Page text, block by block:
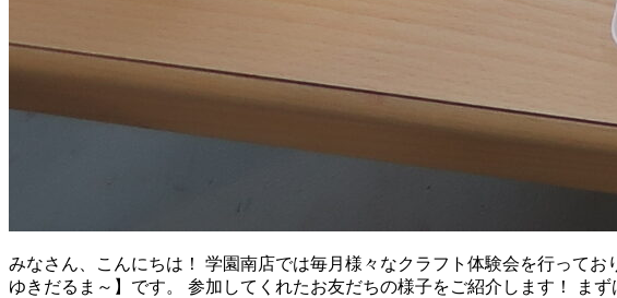
みなさん、こんにちは！ 学園南店では毎月様々なクラフト体験会を行って
ゆきだるま～】です。 参加してくれたお友だちの様子をご紹介します！ ま